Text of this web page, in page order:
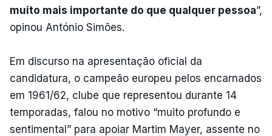
muito mais importante do que qualquer pessoa”,
opinou António Simões.
Em discurso na apresentação oficial da
candidatura, o campeão europeu pelos encarnados
em 1961/62, clube que representou durante 14
temporadas, falou no motivo “muito profundo e
sentimental” para apoiar Martim Mayer, assente no